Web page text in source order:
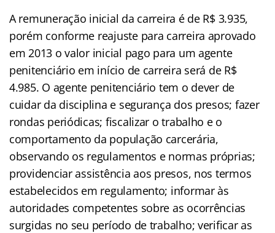
A remuneração inicial da carreira é de R$ 3.935,
porém conforme reajuste para carreira aprovado
em 2013 o valor inicial pago para um agente
penitenciário em início de carreira será de R$
4.985. O agente penitenciário tem o dever de
cuidar da disciplina e segurança dos presos; fazer
rondas periódicas; fiscalizar o trabalho e o
comportamento da população carcerária,
observando os regulamentos e normas próprias;
providenciar assistência aos presos, nos termos
estabelecidos em regulamento; informar às
autoridades competentes sobre as ocorrências
surgidas no seu período de trabalho; verificar as